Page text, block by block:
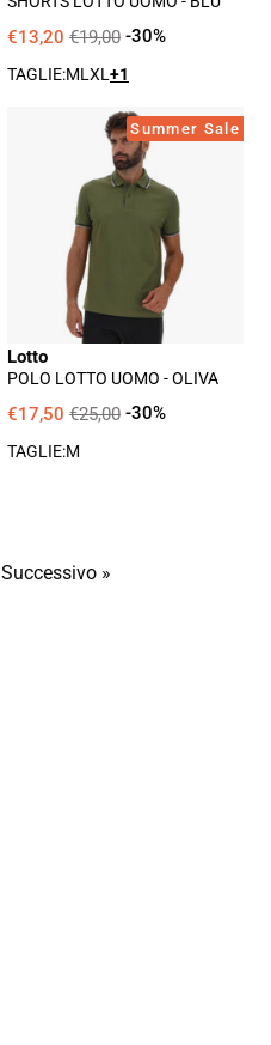
€13,20 €19,00 -30%
TAGLIE:MLXL+1
Polo
Lotto
Uomo
Oliva
Summer Sale
Lotto
POLO LOTTO UOMO - OLIVA
€17,50 €25,00 -30%
TAGLIE:M
Successivo »